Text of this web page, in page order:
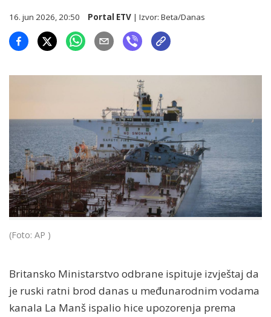
16. jun 2026, 20:50 Portal ETV | Izvor:Beta/Danas
(Foto: AP )
Britansko Ministarstvo odbrane ispituje izvještaj da
je ruski ratni brod danas u međunarodnim vodama
kanala La Manš ispalio hice upozorenja prema